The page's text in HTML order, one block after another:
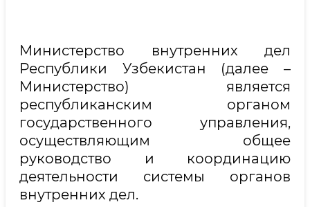
Министерство внутренних дел
Республики Узбекистан (далее –
Министерство) является
республиканским органом
государственного управления,
осуществляющим общее
руководство и координацию
деятельности системы органов
внутренних дел.